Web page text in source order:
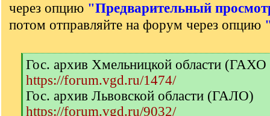
через опцию "Предварительный
потом отправляйте на форум через опцию
[
q
]
Гос. архив Хмельницкой области
https://forum.vgd.ru/1474/
Гос. архив Львовской области (ГАЛО)
https://forum.vgd.ru/9032/